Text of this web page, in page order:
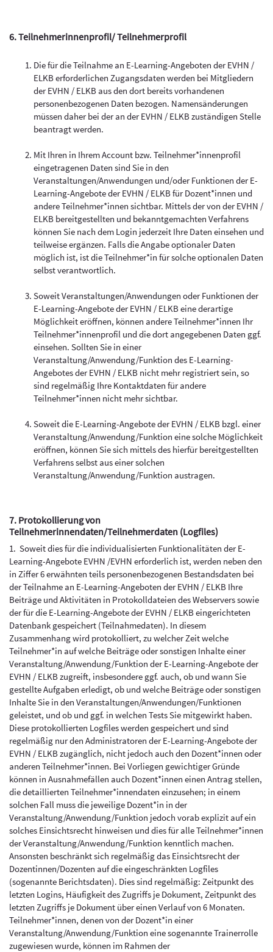
6. Teilnehmerinnenprofil/ Teilnehmerprofil
Die für die Teilnahme an E-Learning-Angeboten der EVHN /
ELKB erforderlichen Zugangsdaten werden bei Mitgliedern
der EVHN / ELKB aus den dort bereits vorhandenen
personenbezogenen Daten bezogen. Namensänderungen
müssen daher bei der an der EVHN / ELKB zuständigen Stelle
beantragt werden.
Mit Ihren in Ihrem Account bzw. Teilnehmer*innenprofil
eingetragenen Daten sind Sie in den
Veranstaltungen/Anwendungen und/oder Funktionen der E-
Learning-Angebote der EVHN / ELKB für Dozent*innen und
andere Teilnehmer*innen sichtbar. Mittels der von der EVHN /
ELKB bereitgestellten und bekanntgemachten Verfahrens
können Sie nach dem Login jederzeit Ihre Daten einsehen und
teilweise ergänzen. Falls die Angabe optionaler Daten
möglich ist, ist die Teilnehmer*in für solche optionalen Daten
selbst verantwortlich.
Soweit Veranstaltungen/Anwendungen oder Funktionen der
E-Learning-Angebote der EVHN / ELKB eine derartige
Möglichkeit eröffnen, können andere Teilnehmer*innen Ihr
Teilnehmer*innenprofil und die dort angegebenen Daten ggf.
einsehen. Sollten Sie in einer
Veranstaltung/Anwendung/Funktion des E-Learning-
Angebotes der EVHN / ELKB nicht mehr registriert sein, so
sind regelmäßig Ihre Kontaktdaten für andere
Teilnehmer*innen nicht mehr sichtbar.
Soweit die E-Learning-Angebote der EVHN / ELKB bzgl. einer
Veranstaltung/Anwendung/Funktion eine solche Möglichkeit
eröffnen, können Sie sich mittels des hierfür bereitgestellten
Verfahrens selbst aus einer solchen
Veranstaltung/Anwendung/Funktion austragen.
7. Protokollierung von
Teilnehmerinnendaten/Teilnehmerdaten (Logfiles)
1. Soweit dies für die individualisierten Funktionalitäten der E-
Learning-Angebote EVHN /EVHN erforderlich ist, werden neben den
in Ziffer 6 erwähnten teils personenbezogenen Bestandsdaten bei
der Teilnahme an E-Learning-Angeboten der EVHN / ELKB Ihre
Beiträge und Aktivitäten in Protokolldateien des Webservers sowie
der für die E-Learning-Angebote der EVHN / ELKB eingerichteten
Datenbank gespeichert (Teilnahmedaten). In diesem
Zusammenhang wird protokolliert, zu welcher Zeit welche
Teilnehmer*in auf welche Beiträge oder sonstigen Inhalte einer
Veranstaltung/Anwendung/Funktion der E-Learning-Angebote der
EVHN / ELKB zugreift, insbesondere ggf. auch, ob und wann Sie
gestellte Aufgaben erledigt, ob und welche Beiträge oder sonstigen
Inhalte Sie in den Veranstaltungen/Anwendungen/Funktionen
geleistet, und ob und ggf. in welchen Tests Sie mitgewirkt haben.
Diese protokollierten Logfiles werden gespeichert und sind
regelmäßig nur den Administratoren der E-Learning-Angebote der
EVHN / ELKB zugänglich, nicht jedoch auch den Dozent*innen oder
anderen Teilnehmer*innen. Bei Vorliegen gewichtiger Gründe
können in Ausnahmefällen auch Dozent*innen einen Antrag stellen,
die detaillierten Teilnehmer*innendaten einzusehen; in einem
solchen Fall muss die jeweilige Dozent*in in der
Veranstaltung/Anwendung/Funktion jedoch vorab explizit auf ein
solches Einsichtsrecht hinweisen und dies für alle Teilnehmer*innen
der Veranstaltung/Anwendung/Funktion kenntlich machen.
Ansonsten beschränkt sich regelmäßig das Einsichtsrecht der
Dozentinnen/Dozenten auf die eingeschränkten Logfiles
(sogenannte Berichtsdaten). Dies sind regelmäßig: Zeitpunkt des
letzten Logins, Häufigkeit des Zugriffs je Dokument, Zeitpunkt des
letzten Zugriffs je Dokument über einen Verlauf von 6 Monaten.
Teilnehmer*innen, denen von der Dozent*in einer
Veranstaltung/Anwendung/Funktion eine sogenannte Trainerrolle
zugewiesen wurde, können im Rahmen der